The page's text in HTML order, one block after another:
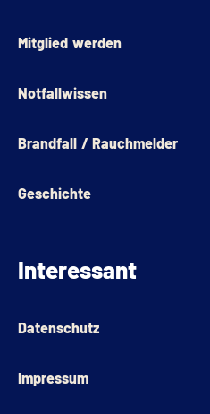
Mitglied werden
Notfallwissen
Brandfall / Rauchmelder
Geschichte
Interessant
Datenschutz
Impressum